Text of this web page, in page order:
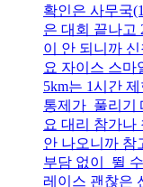
확인은 사무국
은 대회 끝나고
이 안 되니까
요 자이스 스마
5km는 1시간
통제가 풀리기
요 대리 참가
안 나오니까 참
부담 없이 뛸
레이스 괜찮은